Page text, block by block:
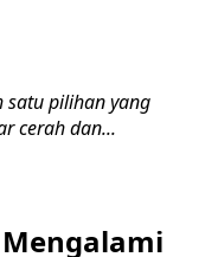
satu pilihan yang
cerah dan...
Mengalami